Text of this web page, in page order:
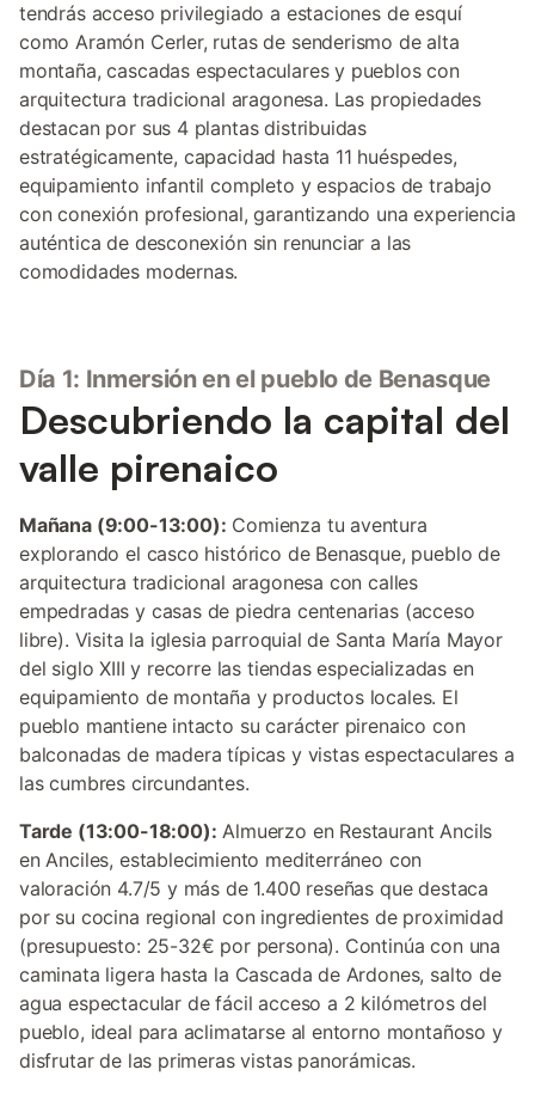
tendrás acceso privilegiado a estaciones de esquí
como Aramón Cerler, rutas de senderismo de alta
montaña, cascadas espectaculares y pueblos con
arquitectura tradicional aragonesa. Las propiedades
destacan por sus 4 plantas distribuidas
estratégicamente, capacidad hasta 11 huéspedes,
equipamiento infantil completo y espacios de trabajo
con conexión profesional, garantizando una experiencia
auténtica de desconexión sin renunciar a las
comodidades modernas.
Día 1: Inmersión en el pueblo de Benasque
Descubriendo la capital del
valle pirenaico
Mañana (9:00-13:00): Comienza tu aventura
explorando el casco histórico de Benasque, pueblo de
arquitectura tradicional aragonesa con calles
empedradas y casas de piedra centenarias (acceso
libre). Visita la iglesia parroquial de Santa María Mayor
del siglo XIII y recorre las tiendas especializadas en
equipamiento de montaña y productos locales. El
pueblo mantiene intacto su carácter pirenaico con
balconadas de madera típicas y vistas espectaculares a
las cumbres circundantes.
Tarde (13:00-18:00): Almuerzo en Restaurant Ancils
en Anciles, establecimiento mediterráneo con
valoración 4.7/5 y más de 1.400 reseñas que destaca
por su cocina regional con ingredientes de proximidad
(presupuesto: 25-32€ por persona). Continúa con una
caminata ligera hasta la Cascada de Ardones, salto de
agua espectacular de fácil acceso a 2 kilómetros del
pueblo, ideal para aclimatarse al entorno montañoso y
disfrutar de las primeras vistas panorámicas.